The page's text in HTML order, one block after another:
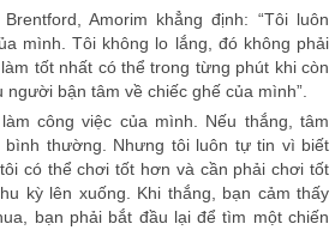
Amorim khẳng định: “Tôi luôn
mình. Tôi không lo lắng, đó không phải
tốt nhất có thể trong từng phút khi còn
bận tâm về chiếc ghế của mình”.
công việc của mình. Nếu thắng, tâm
thường. Nhưng tôi luôn tự tin vì biết
có thể chơi tốt hơn và cần phải chơi tốt
kỳ lên xuống. Khi thắng, bạn cảm thấy
bạn phải bắt đầu lại để tìm một chiến